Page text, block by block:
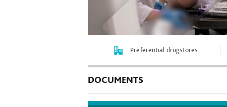
Preferential drugstores
DOCUMENTS